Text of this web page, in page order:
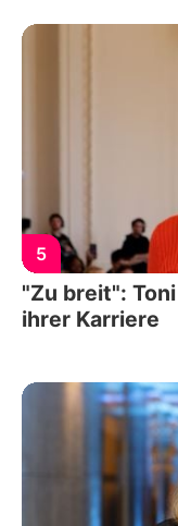
5
"Zu breit":
ihrer Karriere